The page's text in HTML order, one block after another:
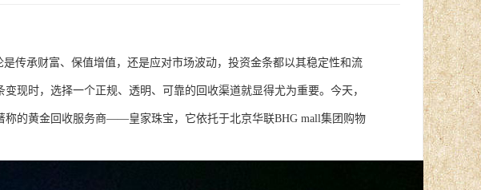
传承财富、保值增值，还是应对市场波动，投资金条都以其稳定性和流
现时，选择一个正规、透明、可靠的回收渠道就显得尤为重要。今天，
称的黄金回收服务商——皇家珠宝，它依托于北京华联BHG mall集团购物